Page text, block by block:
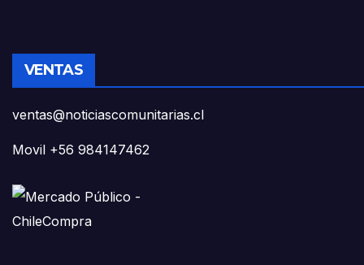
VENTAS
ventas@noticiascomunitarias.cl
Movil +56 984147462